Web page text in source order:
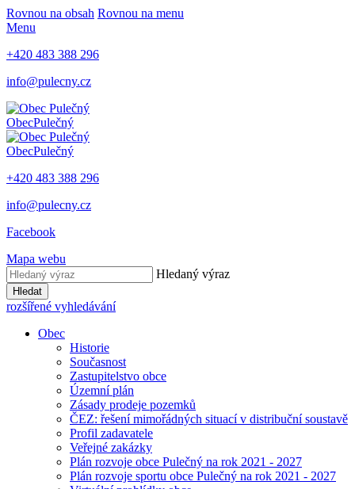
Rovnou na obsah Rovnou na menu
Menu
+420 483 388 296
info@pulecny.cz
ObecPulečný
ObecPulečný
+420 483 388 296
info@pulecny.cz
Facebook
Mapa webu
Hledaný výraz
Hledat
rozšířené vyhledávání
Obec
Historie
Současnost
Zastupitelstvo obce
Územní plán
Zásady prodeje pozemků
ČEZ: řešení mimořádných situací v distribuční soustavě
Profil zadavatele
Veřejné zakázky
Plán rozvoje obce Pulečný na rok 2021 - 2027
Plán rozvoje sportu obce Pulečný na rok 2021 - 2027